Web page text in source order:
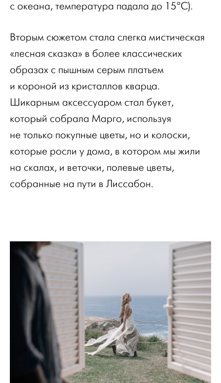
с океана, температура падала до 15°С).
Вторым сюжетом стала слегка мистическая
«лесная сказка» в более классических
образах с пышным серым платьем
и короной из кристаллов кварца.
Шикарным аксессуаром стал букет,
который собрала Марго, используя
не только покупные цветы, но и колоски,
которые росли у дома, в котором мы жили
на скалах, и веточки, полевые цветы,
собранные на пути в Лиссабон.